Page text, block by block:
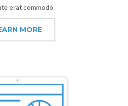
erat commodo.
MORE